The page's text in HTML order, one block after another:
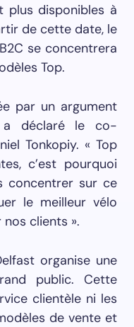
plus disponibles à
de cette date, le
se concentrera
Top.
par un argument
a déclaré le co-
Tonkopiy. « Top
c’est pourquoi
concentrer sur ce
le meilleur vélo
clients ».
organise une
public. Cette
clientèle ni les
de vente et